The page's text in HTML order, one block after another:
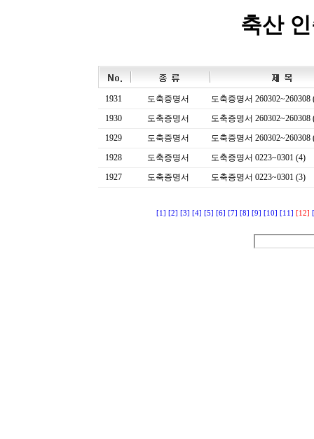
축산
1931 도축증명서
도축증명서 260302~260308
1930
도축증명서
도축증명서 260302~260308
1929
도축증명서
도축증명서 260302~260308
1928
도축증명서
도축증명서 0223~0301 (4)
1927
도축증명서 도축증명서 0223~0301 (3)
[1] [2] [3] [4] [5] [6] [7] [8] [9] [10] [11] [12]